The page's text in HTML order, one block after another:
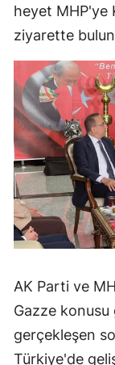
heyet MHP'ye
ziyarette
AK Parti ve
Gazze
gerçekleşen
Türkiye'de